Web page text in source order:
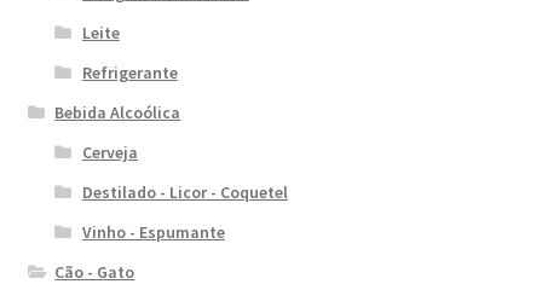
Leite
Refrigerante
Bebida Alcoólica
Cerveja
Destilado - Licor - Coquetel
Vinho - Espumante
Cão - Gato